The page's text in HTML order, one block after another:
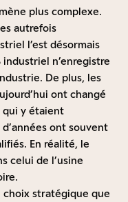
plus complexe.
autrefois
l’est désormais
industriel n’enregistre
De plus, les
ont changé
qui y étaient
ont souvent
En réalité, le
celui de l’usine
stratégique que